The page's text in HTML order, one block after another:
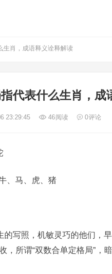
生肖，成语释义诠释解读
代表什么生肖，成
23:29:45 46阅读 0评论
、马、虎、猪
的写照，机敏灵巧的他们，
所谓“双数合单定格局”，